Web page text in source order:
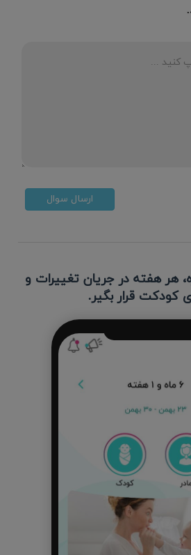
ارسال سوال
هر هفته در جریان تغییرات و
کودکت قرار بگیر.